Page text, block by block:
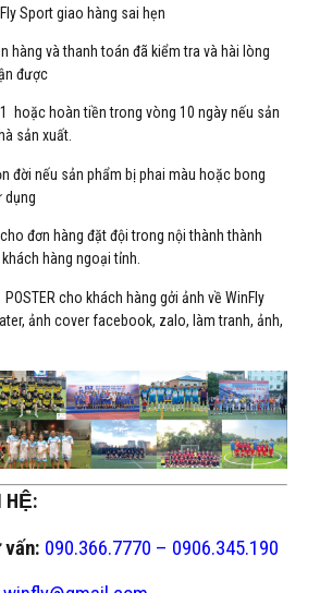
Sport giao hàng sai hẹn
hàng và thanh toán đã kiểm tra và hài lòng
được
hoặc hoàn tiền trong vòng 10 ngày nếu sản
sản xuất.
đời nếu sản phẩm bị phai màu hoặc bong
dụng
đơn hàng đặt đội trong nội thành thành
hàng ngoại tỉnh.
cho khách hàng gởi ảnh về WinFly
ảnh cover facebook, zalo, làm tranh, ảnh,
HỆ:
090.366.7770 – 0906.345.190